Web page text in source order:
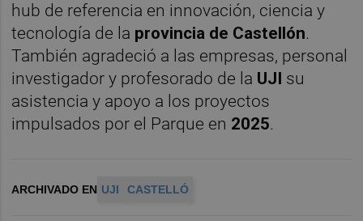
hub de referencia en innovación, ciencia y
tecnología de la provincia de Castellón.
También agradeció a las empresas, personal
investigador y profesorado de la UJI su
asistencia y apoyo a los proyectos
impulsados por el Parque en 2025.
ARCHIVADO EN UJI CASTELLÓ